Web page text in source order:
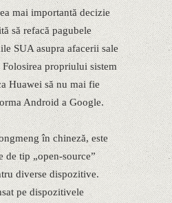
mai importantă decizie
să refacă pagubele
SUA asupra afacerii sale
propriului sistem
Huawei să nu mai fie
Android a Google.
în chineză, este
de tip „open-source”
diverse dispozitive.
pe dispozitivele